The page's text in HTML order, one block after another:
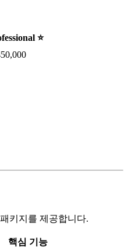
⭐
키지를 제공합니다.
핵심 기능